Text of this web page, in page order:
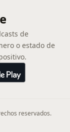
de
o estado de
reservados.